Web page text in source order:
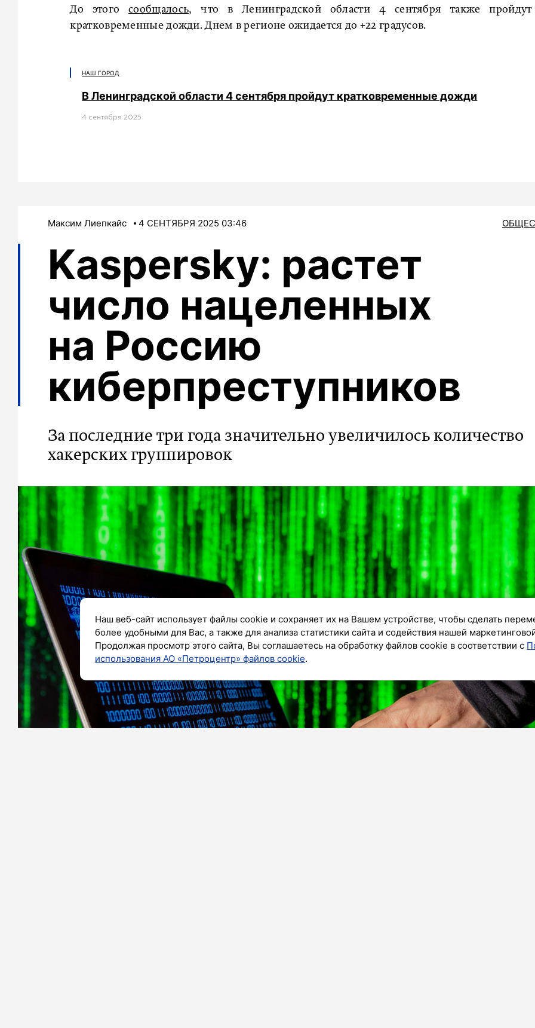
До этогосообщалось, что в Ленинградской области 4 сентября также пройдут
кратковременные дожди. Днем в регионе ожидается до +22 градусов.
НАШ ГОРОД
В Ленинградской области 4 сентября пройдут кратковременные дожди
4 сентября 2025
Максим Лиепкайс 4 СЕНТЯБРЯ 2025 03:46
Kaspersky: растет
число нацеленных
на Россию
киберпреступников
За последние три года значительно увеличилось количество
хакерских группировок
Наш веб-сайт использует файлы cookie и сохраняет их на Вашем устройстве, чтобы сделать
более удобными для Вас, а также для анализа статистики сайта и содействия нашей
Продолжая просмотр этого сайта, Вы соглашаетесь на обработку файлов cookie в соответствии с
использования АО «Петроцентр» файлов cookie.